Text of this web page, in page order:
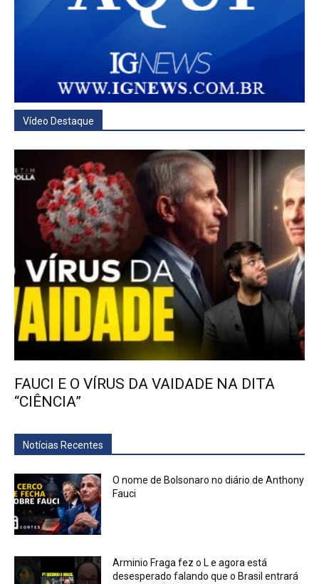
Vídeo Destaque
FAUCI E O VÍRUS DA VAIDADE NA DITA
“CIÊNCIA”
Notícias Recentes
O nome de Bolsonaro no diário de Anthony
Fauci
Arminio Fraga fez o L e agora está
desesperado falando que o Brasil entrará